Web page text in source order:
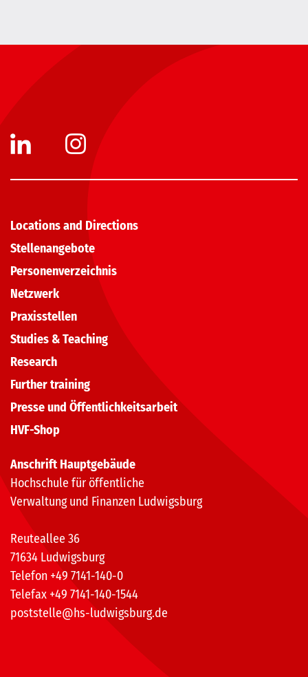
Locations and Directions
Stellenangebote
Personenverzeichnis
Netzwerk
Praxisstellen
Studies & Teaching
Research
Further training
Presse und Öffentlichkeitsarbeit
HVF-Shop
Anschrift Hauptgebäude
Hochschule für öffentliche
Verwaltung und Finanzen Ludwigsburg
Reuteallee 36
71634 Ludwigsburg
Telefon +49 7141-140-0
Telefax +49 7141-140-1544
poststelle@hs-ludwigsburg.de